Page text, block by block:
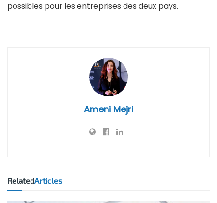
possibles pour les entreprises des deux pays.
Ameni Mejri
RelatedArticles